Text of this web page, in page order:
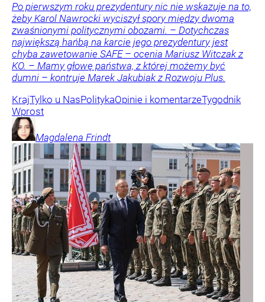
Po pierwszym roku prezydentury nic nie wskazuje na to,
żeby Karol Nawrocki wyciszył spory między dwoma
zwaśnionymi politycznymi obozami. – Dotychczas
największą hańbą na karcie jego prezydentury jest
chyba zawetowanie SAFE – ocenia Mariusz Witczak z
KO. – Mamy głowę państwa, z której możemy być
dumni – kontruje Marek Jakubiak z Rozwoju Plus.
KrajTylko u NasPolitykaOpinie i komentarzeTygodnik
Wprost
Magdalena Frindt